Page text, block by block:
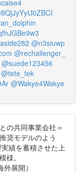
@n3siuwp
@rechallenger_
@suede123456
@tete_tek
@Wakye4Wakye
の共同事業会社＝
奨モデルのよう
績を蓄積させた上
様。
展開）